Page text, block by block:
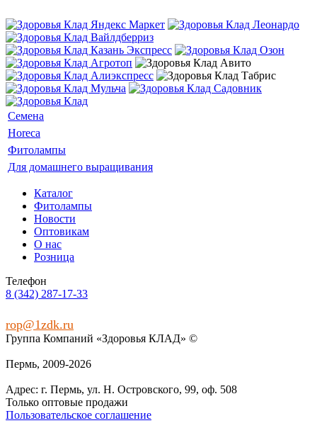
Семена
Horeca
Фитолампы
Для домашнего выращивания
Каталог
Фитолампы
Новости
Оптовикам
О нас
Розница
Телефон
8 (342) 287-17-33
rop@1zdk.ru
Группа Компаний «Здоровья КЛАД» ©
Пермь, 2009‑2026
Адрес: г. Пермь, ул. Н. Островского, 99, оф. 508
Только оптовые продажи
Пользовательское соглашение